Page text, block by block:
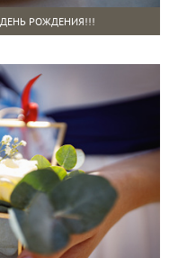
РОЖДЕНИЯ!!!